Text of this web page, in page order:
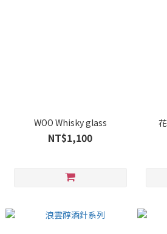
WOO Whisky glass
NT$1,100